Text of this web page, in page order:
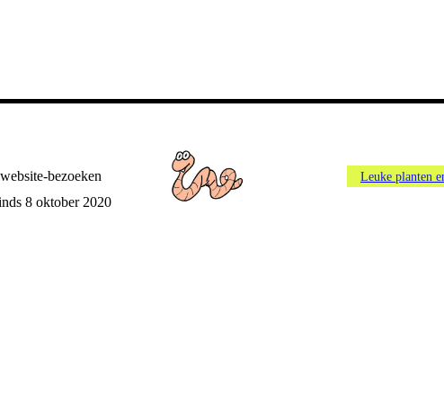
website-bezoeken
8 oktober 2020
Leuke planten